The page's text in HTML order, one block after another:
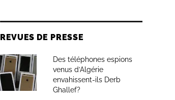
REVUES DE PRESSE
Des téléphones espions
venus d’Algérie
envahissent-ils Derb
Ghallef?